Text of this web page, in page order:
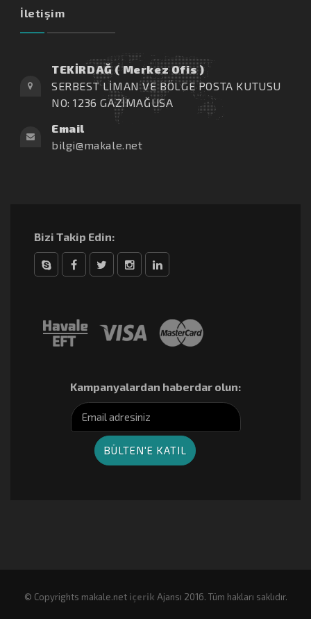
İletişim
TEKİRDAĞ ( Merkez Ofis )
SERBEST LİMAN VE BÖLGE POSTA KUTUSU
NO: 1236 GAZİMAĞUSA
Email
bilgi@makale.net
Bizi Takip Edin:
Kampanyalardan haberdar olun:
© Copyrights makale.net içerik Ajansı 2016. Tüm hakları saklıdır.